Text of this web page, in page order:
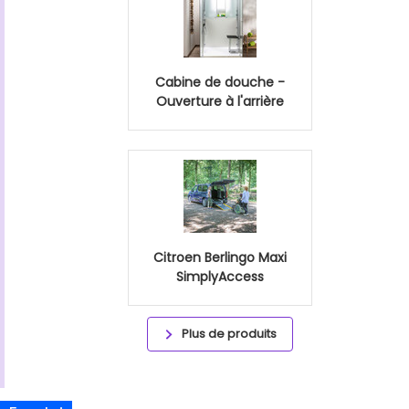
Cabine de douche -
Ouverture à l'arrière
Citroen Berlingo Maxi
SimplyAccess
Plus de produits